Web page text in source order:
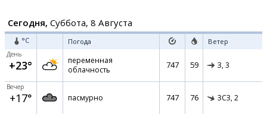
Сегодня, Суббота, 8 Августа
°C Погода Ветер
День
+23°
переменная
облачность
747 59 З, 3
Вечер
+17° пасмурно 747 76 ЗСЗ, 2